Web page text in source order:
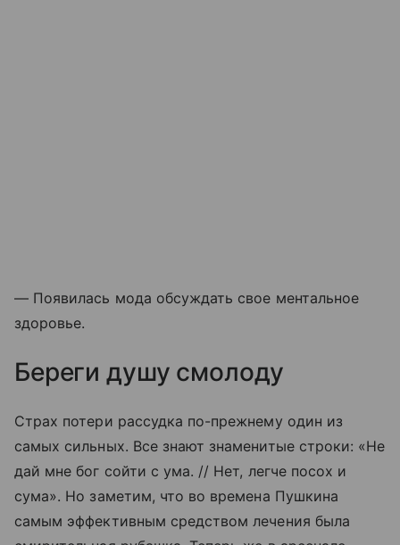
— Появилась мода обсуждать свое ментальное
здоровье.
Береги душу смолоду
Страх потери рассудка по-прежнему один из
самых сильных. Все знают знаменитые строки: «Не
дай мне бог сойти с ума. // Нет, легче посох и
сума». Но заметим, что во времена Пушкина
самым эффективным средством лечения была